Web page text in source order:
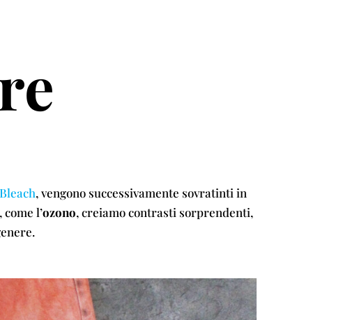
, vengono successivamente sovratinti in
l’ozono, creiamo contrasti sorprendenti,